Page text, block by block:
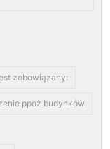
zobowiązany:
ppoż budynków